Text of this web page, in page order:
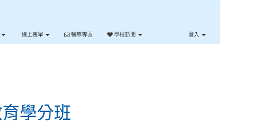
線上表單 輔導專區 學校新聞 登入
學分班